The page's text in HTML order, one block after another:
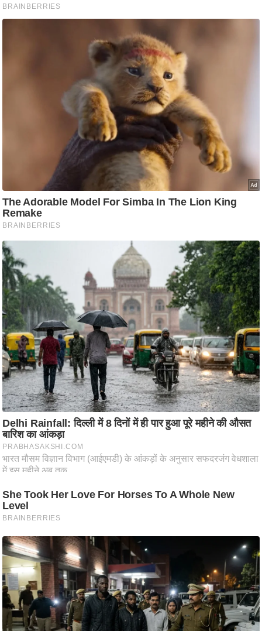
भू
.
चा
य
र
स
मी
क्षा
ध
र्म
ज्यो
ति
ष
प्र
भु
म
हि
मा
ध
र्म
ल
व्र
त
त्यो
हा
र